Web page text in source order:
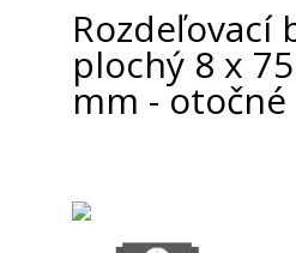
Rozdeľovací
plochý 8 x
mm -